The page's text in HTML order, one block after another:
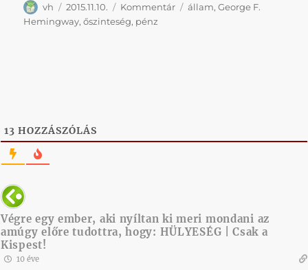
Szerző
vh Közzétéve
2015.11.10. Kategória
Kommentár Címke
állam,George F.
Hemingway,őszinteség, pénz
13 HOZZÁSZÓLÁS
Végre egy ember, aki nyíltan ki meri mondani az
amúgy előre tudottra, hogy: HÜLYESÉG | Csak a
Kispest!
10 éve